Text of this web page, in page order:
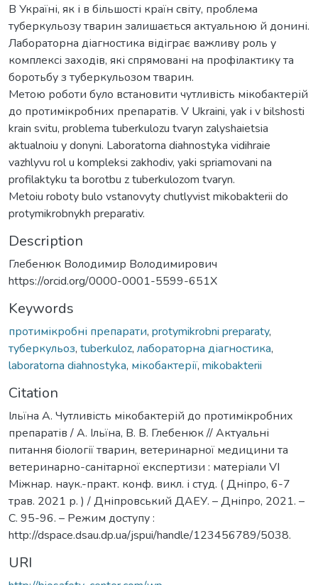
В Україні, як і в більшості країн світу, проблема
туберкульозу тварин залишається актуальною й донині.
Лабораторна діагностика відіграє важливу роль у
комплексі заходів, які спрямовані на профілактику та
боротьбу з туберкульозом тварин.
Метою роботи було встановити чутливість мікобактерій
до протимікробних препаратів. V Ukraini, yak i v bilshosti
krain svitu, problema tuberkulozu tvaryn zalyshaietsia
aktualnoiu y donyni. Laboratorna diahnostyka vidihraie
vazhlyvu rol u kompleksi zakhodiv, yaki spriamovani na
profilaktyku ta borotbu z tuberkulozom tvaryn.
Metoiu roboty bulo vstanovyty chutlyvist mikobakterii do
protymikrobnykh preparativ.
Description
Глебенюк Володимир Володимирович
https://orcid.org/0000-0001-5599-651X
Keywords
протимікробні препарати, protymikrobni preparaty,
туберкульоз, tuberkuloz, лабораторна діагностика,
laboratorna diahnostyka, мікобактерії, mikobakterii
Citation
Ільїна А. Чутливість мікобактерій до протимікробних
препаратів / А. Ільїна, В. В. Глебенюк // Актуальні
питання біології тварин, ветеринарної медицини та
ветеринарно-санітарної експертизи : матеріали VІ
Міжнар. наук.-практ. конф. викл. і студ. ( Дніпро, 6-7
трав. 2021 р. ) / Дніпровський ДАЕУ. – Дніпро, 2021. –
С. 95-96. – Режим доступу :
http://dspace.dsau.dp.ua/jspui/handle/123456789/5038.
URI